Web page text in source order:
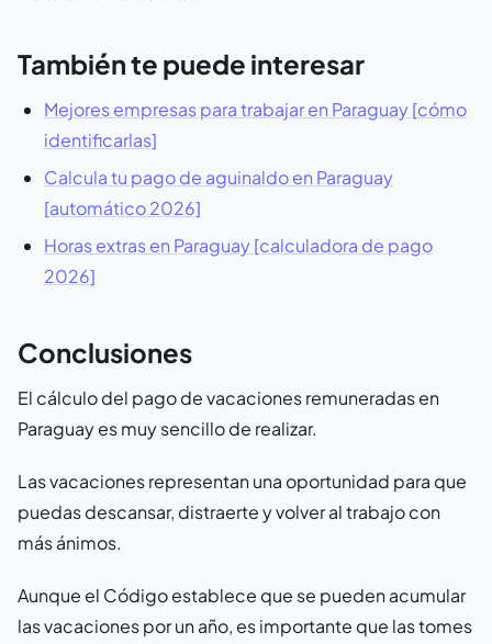
También te puede interesar
Mejores empresas para trabajar en Paraguay [cómo
identificarlas]
Calcula tu pago de aguinaldo en Paraguay
[automático 2026]
Horas extras en Paraguay [calculadora de pago
2026]
Conclusiones
El cálculo del pago de vacaciones remuneradas en
Paraguay es muy sencillo de realizar.
Las vacaciones representan una oportunidad para que
puedas descansar, distraerte y volver al trabajo con
más ánimos.
Aunque el Código establece que se pueden acumular
las vacaciones por un año, es importante que las tomes